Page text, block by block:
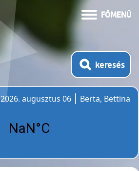
FŐMENÜ
keresés
2026. augusztus 06
Berta, Bettina